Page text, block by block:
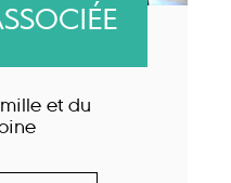
et du